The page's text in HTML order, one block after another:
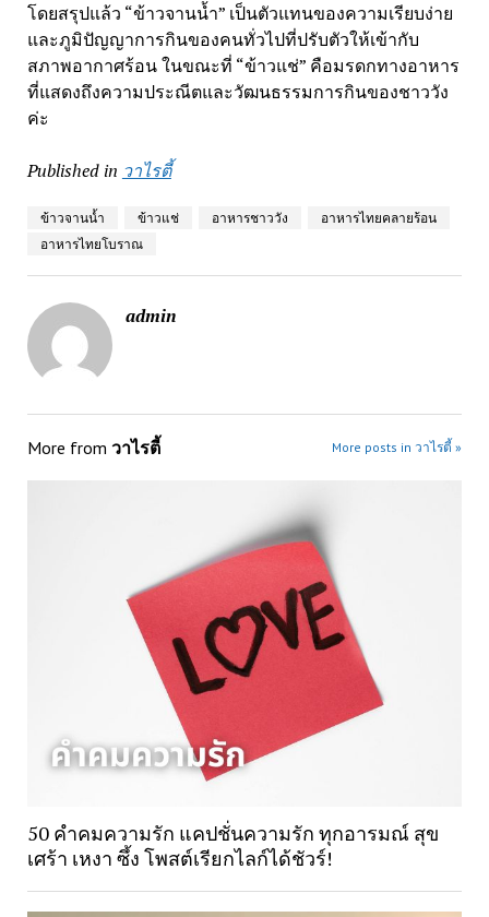
โดยสรุปแล้ว “ข้าวจานน้ำ” เป็นตัวแทนของความเรียบง่าย
และภูมิปัญญาการกินของคนทั่วไปที่ปรับตัวให้เข้ากับ
สภาพอากาศร้อน ในขณะที่ “ข้าวแช่” คือมรดกทางอาหาร
ที่แสดงถึงความประณีตและวัฒนธรรมการกินของชาววัง
ค่ะ
Published in วาไรตี้
ข้าวจานน้ำ ข้าวแช่ อาหารชาววัง
อาหารไทยคลายร้อน
อาหารไทยโบราณ
admin
More from วาไรตี้ More posts in วาไรตี้ »
50 คำคมความรัก แคปชั่นความรัก ทุกอารมณ์ สุข
เศร้า เหงา ซึ้ง โพสต์เรียกไลก์ได้ชัวร์!